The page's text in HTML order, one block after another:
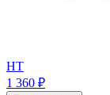
HT
1 360 ₽